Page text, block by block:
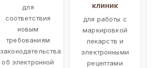
для
соответствия
новым
требованиям
законодательства
об электронной
клиник
для работы с
маркировкой
лекарств и
электронными
рецептами